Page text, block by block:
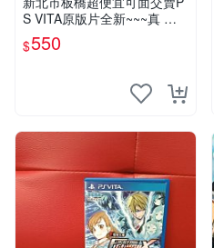
S VITA原版片全新~~~真 三
國無雙 英傑傳 中文版~~~下
標就賣不用等
$550